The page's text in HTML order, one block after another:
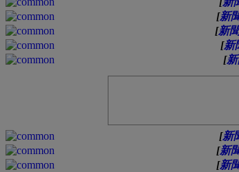
[新
[新
[新
[
[新
[新
[新